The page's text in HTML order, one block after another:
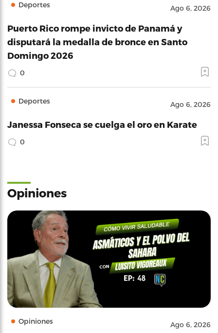
Deportes Ago 6, 2026
Puerto Rico rompe invicto de Panamá y
disputará la medalla de bronce en Santo
Domingo 2026
0
Deportes Ago 6, 2026
Janessa Fonseca se cuelga el oro en Karate
0
Opiniones
Opiniones Ago 6, 2026